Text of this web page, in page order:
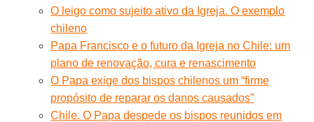
O leigo como sujeito ativo da Igreja. O exemplo
chileno
Papa Francisco e o futuro da Igreja no Chile: um
plano de renovação, cura e renascimento
O Papa exige dos bispos chilenos um “firme
propósito de reparar os danos causados”
Chile. O Papa despede os bispos reunidos em